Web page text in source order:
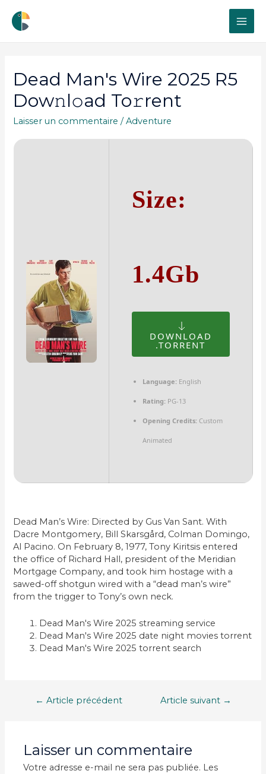
Dead Man's Wire 2025 R5
Dow𝚗l𝚘ad To𝚛rent
Laisser un commentaire /Adventure
Size:
1.4Gb
DOWNLOAD
.TORRENT
Language:English
Rating:PG-13
Opening Credits:Custom
Animated
Dead Man’s Wire: Directed by Gus Van Sant. With
Dacre Montgomery, Bill Skarsgård, Colman Domingo,
Al Pacino. On February 8, 1977, Tony Kiritsis entered
the office of Richard Hall, president of the Meridian
Mortgage Company, and took him hostage with a
sawed-off shotgun wired with a “dead man’s wire”
from the trigger to Tony’s own neck.
Dead Man's Wire 2025 streaming service
Dead Man's Wire 2025 date night movies torrent
Dead Man's Wire 2025 torrent search
Navigation
← Article précédent Article suivant →
Laisser un commentaire
Votre adresse e-mail ne sera pas publiée. Les